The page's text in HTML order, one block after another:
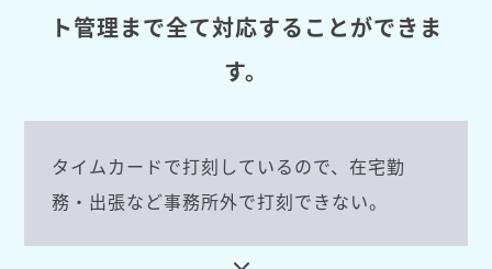
ト管理まで全て対応することができま
す。
タイムカードで打刻しているので、在宅勤
務・出張など事務所外で打刻できない。